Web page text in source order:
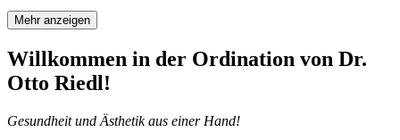
Mehr anzeigen
Willkommen in der Ordination von Dr.
Otto Riedl!
Gesundheit und Ästhetik aus einer Hand!